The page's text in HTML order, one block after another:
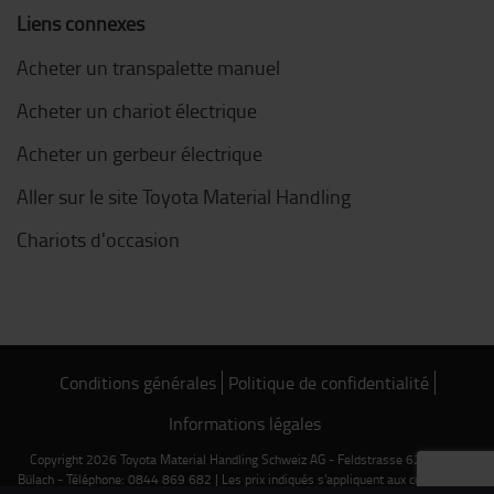
Liens connexes
Acheter un transpalette manuel
Acheter un chariot électrique
Acheter un gerbeur électrique
Aller sur le site Toyota Material Handling
Chariots d'occasion
Conditions générales Politique de confidentialité
Informations légales
Copyright 2026 Toyota Material Handling Schweiz AG - Feldstrasse 62 - 8180
Bülach - Téléphone: 0844 869 682 | Les prix indiqués s'appliquent aux commandes